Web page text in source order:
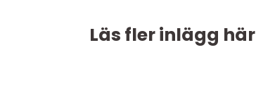
Läs fler inlägg här